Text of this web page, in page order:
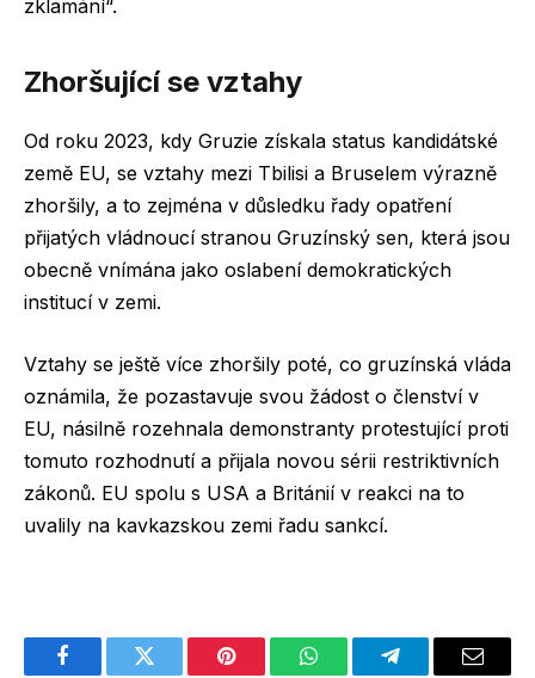
zklamání“.
Zhoršující se vztahy
Od roku 2023, kdy Gruzie získala status kandidátské
země EU, se vztahy mezi Tbilisi a Bruselem výrazně
zhoršily, a to zejména v důsledku řady opatření
přijatých vládnoucí stranou Gruzínský sen, která jsou
obecně vnímána jako oslabení demokratických
institucí v zemi.
Vztahy se ještě více zhoršily poté, co gruzínská vláda
oznámila, že pozastavuje svou žádost o členství v
EU, násilně rozehnala demonstranty protestující proti
tomuto rozhodnutí a přijala novou sérii restriktivních
zákonů. EU spolu s USA a Británií v reakci na to
uvalily na kavkazskou zemi řadu sankcí.
FacebookTwitter Pinterest WhatsAppTelegramEmail